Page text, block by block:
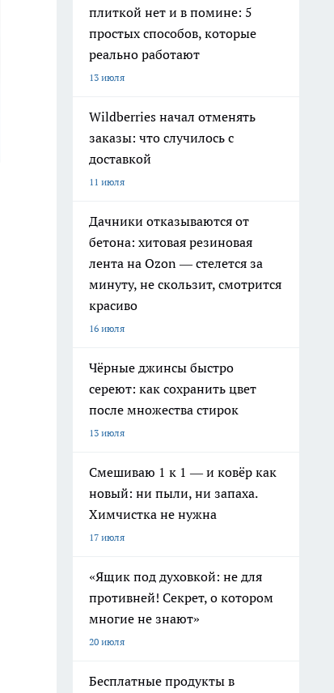
плиткой нет и в помине: 5
простых способов, которые
реально работают
13 июля
Wildberries начал отменять
заказы: что случилось с
доставкой
11 июля
Дачники отказываются от
бетона: хитовая резиновая
лента на Ozon — стелется за
минуту, не скользит, смотрится
красиво
16 июля
Чёрные джинсы быстро
сереют: как сохранить цвет
после множества стирок
13 июля
Смешиваю 1 к 1 — и ковёр как
новый: ни пыли, ни запаха.
Химчистка не нужна
17 июля
«Ящик под духовкой: не для
противней! Секрет, о котором
многие не знают»
20 июля
Бесплатные продукты в